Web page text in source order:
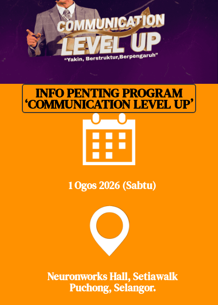
INFO PENTING PROGRAM
‘COMMUNICATION LEVEL UP’
1 Ogos 2026 (Sabtu)
Neuronworks Hall, Setiawalk
Puchong, Selangor.